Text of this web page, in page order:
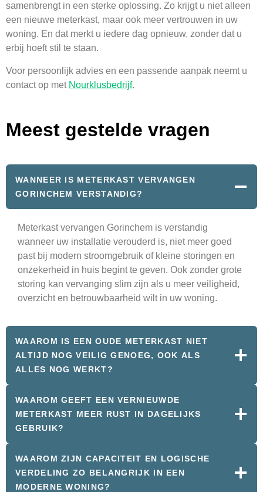
samenbrengt in een sterke oplossing. Zo krijgt u niet alleen
een nieuwe meterkast, maar ook meer vertrouwen in uw
woning. En dat merkt u iedere dag opnieuw, zonder dat u
erbij hoeft stil te staan.
Voor persoonlijk advies en een passende aanpak neemt u
contact op met Nourklusbedrijf.
Meest gestelde vragen
WANNEER IS METERKAST VERVANGEN
GORINCHEM VERSTANDIG?
Meterkast vervangen Gorinchem is verstandig
wanneer uw installatie verouderd is, niet meer goed
past bij modern stroomgebruik of kleine storingen en
onzekerheid in huis begint te geven. Ook zonder grote
storing kan vervanging slim zijn als u meer veiligheid,
overzicht en betrouwbaarheid wilt in uw woning.
WAAROM IS EEN OUDE METERKAST NIET
ALTIJD NOG VEILIG GENOEG, OOK ALS
ALLES NOG WERKT?
WAAROM GEEFT EEN VERNIEUWDE
METERKAST MEER RUST IN DAGELIJKS
GEBRUIK?
WAAROM ZIJN CAPACITEIT EN LOGISCHE
VERDELING ZO BELANGRIJK IN EEN
MODERNE WONING?